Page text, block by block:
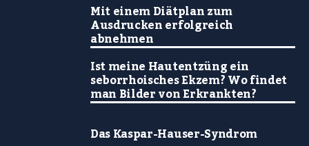
Mit einem Diätplan zum
Ausdrucken erfolgreich
abnehmen
Ist meine Hautentzüng ein
seborrhoisches Ekzem? Wo findet
man Bilder von Erkrankten?
Das Kaspar-Hauser-Syndrom